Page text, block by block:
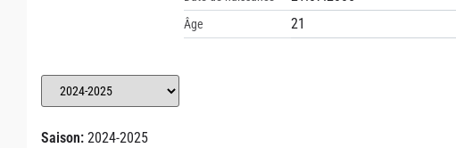
Âge 21
Saison: 2024-2025